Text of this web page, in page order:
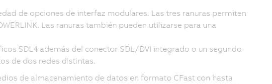
de opciones de interfaz modulares. Las tres ranuras permiten
Las ranuras también pueden utilizarse para una
SDL4 además del conector SDL/DVI integrado o un segundo
de dos redes distintas.
de almacenamiento de datos en formato CFast con hasta